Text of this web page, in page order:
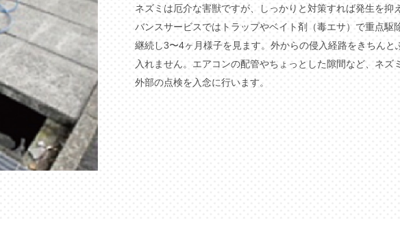
ネズミは厄介な害獣ですが、しっかりと対策すれば発生を抑
バンスサービスではトラップやベイト剤（毒エサ）で重点駆
継続し3〜4ヶ月様子を見ます。外からの侵入経路をきちんと
入れません。エアコンの配管やちょっとした隙間など、ネズ
外部の点検を入念に行います。